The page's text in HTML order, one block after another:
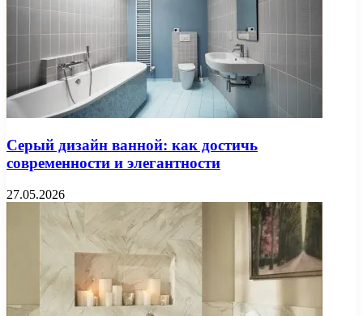
Серый дизайн ванной: как достичь
современности и элегантности
27.05.2026